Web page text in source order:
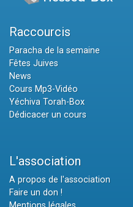
Raccourcis
Paracha de la semaine
Fêtes Juives
News
Cours Mp3-Vidéo
Yéchiva Torah-Box
Dédicacer un cours
L'association
A propos de l'association
Faire un don !